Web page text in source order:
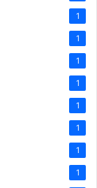
1
1
1
1
1
1
1
1